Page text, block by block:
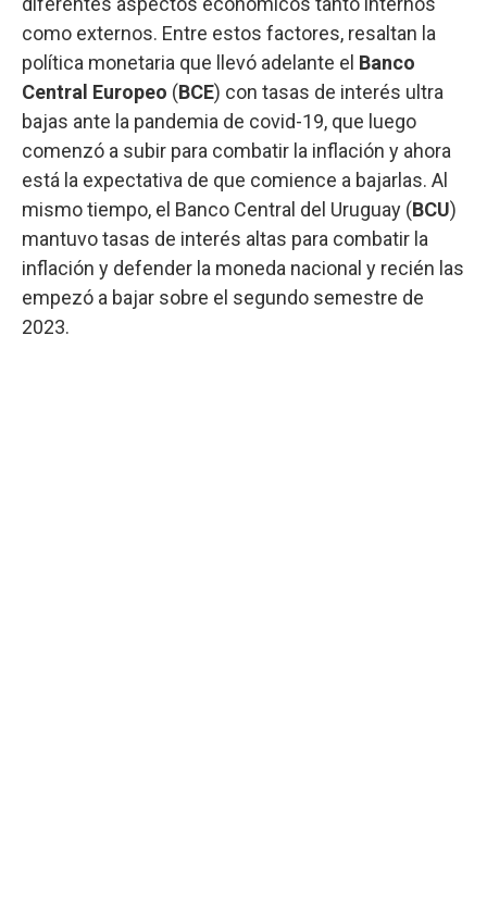
como externos. Entre estos factores, resaltan la
política monetaria que llevó adelante el Banco
Central Europeo (BCE) con tasas de interés ultra
bajas ante la pandemia de covid-19, que luego
comenzó a subir para combatir la inflación y ahora
está la expectativa de que comience a bajarlas. Al
mismo tiempo, el Banco Central del Uruguay (BCU)
mantuvo tasas de interés altas para combatir la
inflación y defender la moneda nacional y recién las
empezó a bajar sobre el segundo semestre de
2023.